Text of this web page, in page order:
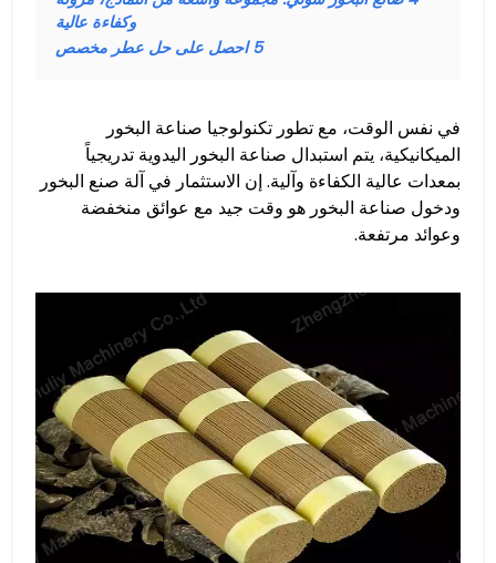
وكفاءة عالية
5 احصل على حل عطر مخصص
في نفس الوقت، مع تطور تكنولوجيا صناعة البخور
الميكانيكية، يتم استبدال صناعة البخور اليدوية تدريجياً
بمعدات عالية الكفاءة وآلية. إن الاستثمار في آلة صنع البخور
ودخول صناعة البخور هو وقت جيد مع عوائق منخفضة
وعوائد مرتفعة.